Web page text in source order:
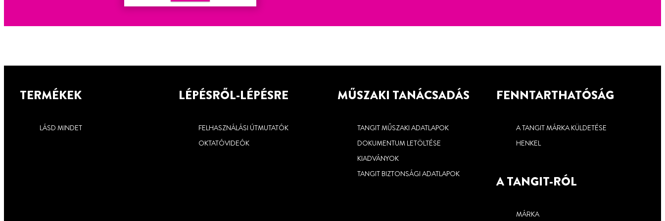
TERMÉKEK
LÁSD MINDET
LÉPÉSRŐL-LÉPÉSRE
FELHASZNÁLÁSI ÚTMUTATÓK
OKTATÓVIDEÓK
MŰSZAKI TANÁCSADÁS
TANGIT MŰSZAKI ADATLAPOK
DOKUMENTUM LETÖLTÉSE
KIADVÁNYOK
TANGIT BIZTONSÁGI ADATLAPOK
FENNTARTHATÓSÁG
A TANGIT MÁRKA KÜLDETÉSE
HENKEL
A TANGIT-RÓL
MÁRKA